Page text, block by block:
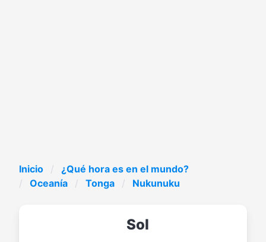
Inicio
¿Qué hora es en el mundo?
Oceanía
Tonga Nukunuku
Sol